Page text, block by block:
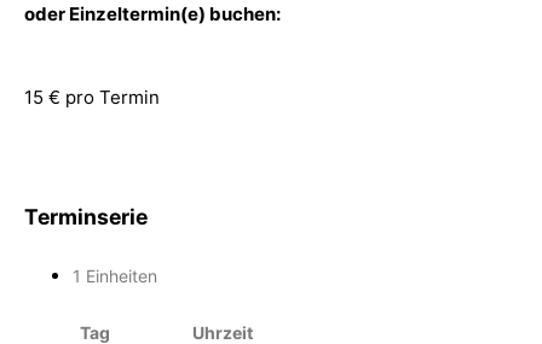
oder Einzeltermin(e) buchen:
15 € pro Termin
Terminserie
1 Einheiten
Tag
Uhrzeit